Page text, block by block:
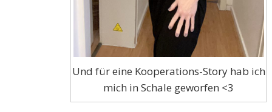
Und für eine Kooperations-Story hab ich
mich in Schale geworfen <3